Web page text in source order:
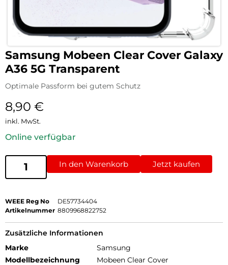
Samsung Mobeen Clear Cover Galaxy
A36 5G Transparent
Optimale Passform bei gutem Schutz
8,90 €
inkl. MwSt.
Online verfügbar
In den Warenkorb Jetzt kaufen
WEEE Reg No
DE57734404
Artikelnummer 8809968822752
Zusätzliche Informationen
Marke
Samsung
Modellbezeichnung
Mobeen Clear Cover